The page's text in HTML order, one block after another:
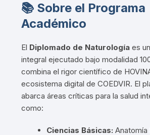
📚 Sobre el Programa
Académico
El Diplomado de Naturología es
integral ejecutado bajo modalidad
combina el rigor científico de
ecosistema digital de COEDVIR. El
abarca áreas críticas para la salud
como:
Ciencias Básicas: Anatomía